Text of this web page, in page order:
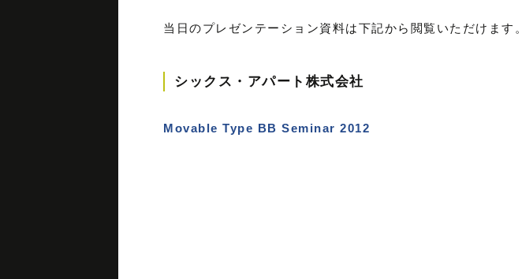
当日のプレゼンテーション資料は下記から閲覧いただけます。
シックス・アパート株式会社
Movable Type BB Seminar 2012